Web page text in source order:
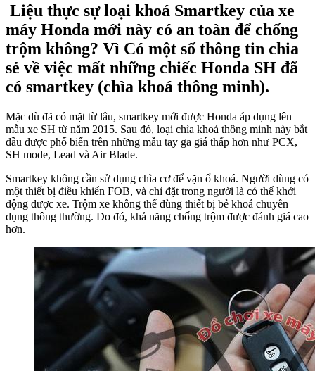
Liệu thực sự loại khoá Smartkey của xe
máy Honda mới này có an toàn để chống
trộm không? Vì Có một số thông tin chia
sẻ về việc mất những chiếc Honda SH đã
có smartkey (chìa khoá thông minh).
Mặc dù đã có mặt từ lâu, smartkey mới được Honda áp dụng lên
mẫu xe SH từ năm 2015. Sau đó, loại chìa khoá thông minh này bắt
đầu được phổ biến trên những mẫu tay ga giá thấp hơn như PCX,
SH mode, Lead và Air Blade.
Smartkey không cần sử dụng chìa cơ để vặn ổ khoá. Người dùng có
một thiết bị điều khiển FOB, và chỉ đặt trong người là có thể khởi
động được xe. Trộm xe không thể dùng thiết bị bẻ khoá chuyên
dụng thông thường. Do đó, khả năng chống trộm được đánh giá cao
hơn.